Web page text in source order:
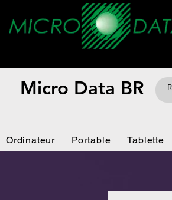
Micro Data BR
Ordinateur Portable Tablette